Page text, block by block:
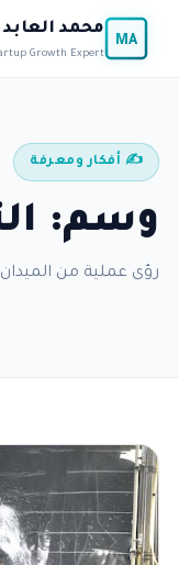
MA
محمد العابد
Growth Expert
✍️ أفكار ومعرفة
وسم:
رؤى عملية من الميدان